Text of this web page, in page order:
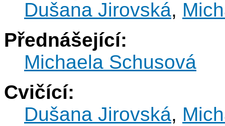
Dušana Jirovská,
Přednášející:
Michaela Schusová
Cvičící:
Dušana Jirovská,